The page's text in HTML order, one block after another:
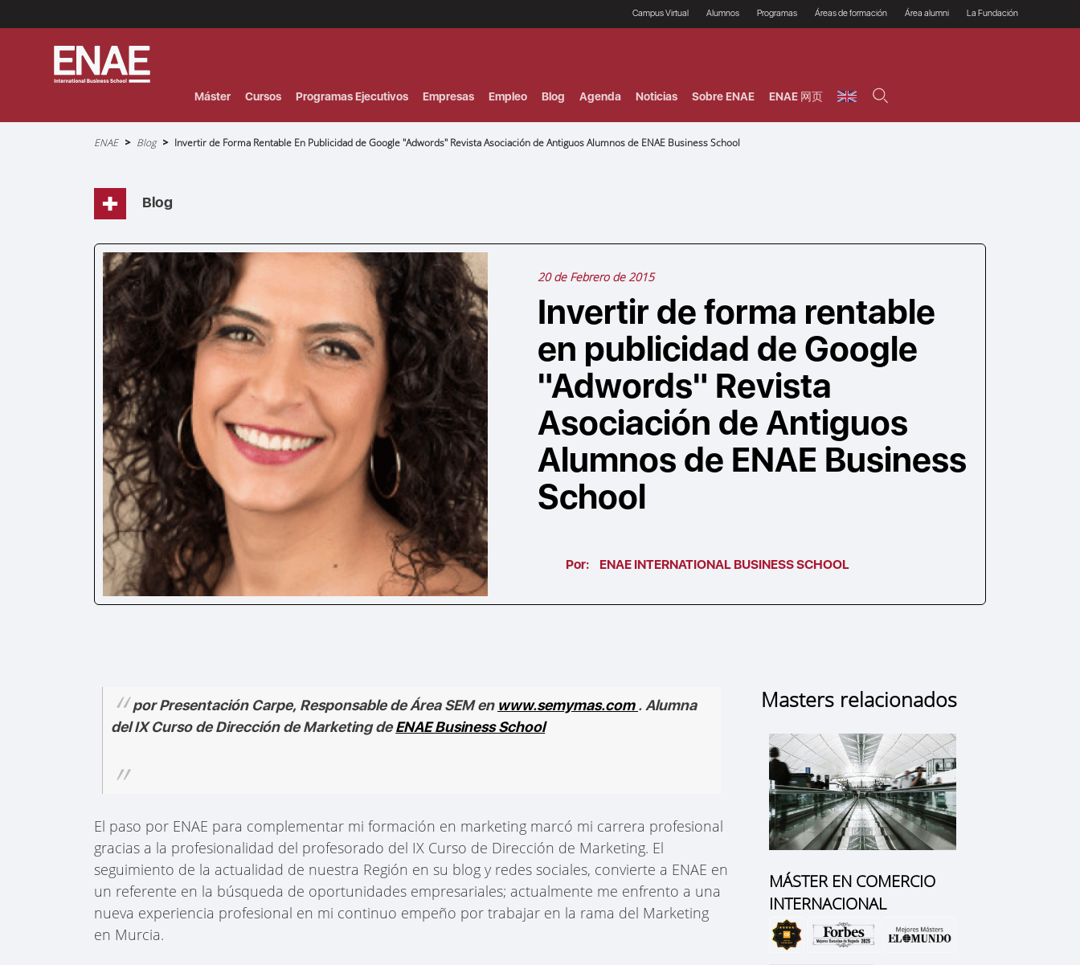
Campus Virtual Alumnos
Prácticas en empresas
Programas
Programas Ejecutivos
Áreas de formación
Riesgos
Área alumni La Fundación
Máster Cursos Programas Ejecutivos Empresas Empleo Blog Agenda Noticias Sobre ENAE ENAE 网页
Sobrescribir
la
navegación
ENAE Blog Invertir de Forma Rentable En Publicidad de Google "Adwords" Revista Asociación de Antiguos Alumnos de ENAE Business School
Blog
20 de Febrero de 2015
Invertir de forma rentable
en publicidad de Google
"Adwords" Revista
Asociación de Antiguos
Alumnos de ENAE Business
School
Por: ENAE INTERNATIONAL BUSINESS SCHOOL
por Presentación Carpe, Responsable de Área SEM en www.semymas.com. Alumna
del IX Curso de Dirección de Marketing deENAE Business School
El paso por ENAE para complementar mi formación en marketing marcó mi carrera profesional
gracias a la profesionalidad del profesorado del IX Curso de Dirección de Marketing. El
seguimiento de la actualidad de nuestra Región en su blog y redes sociales, convierte a ENAE en
un referente en la búsqueda de oportunidades empresariales; actualmente me enfrento a una
nueva experiencia profesional en mi continuo empeño por trabajar en la rama del Marketing
en Murcia.
Masters relacionados
MÁSTER EN COMERCIO
INTERNACIONAL